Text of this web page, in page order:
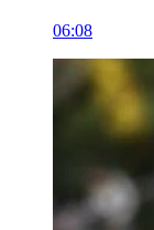
06:08